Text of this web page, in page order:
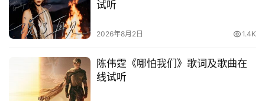
试听
2026年8月2日 1.4K
陈伟霆《哪怕我们》歌词及歌曲在
线试听